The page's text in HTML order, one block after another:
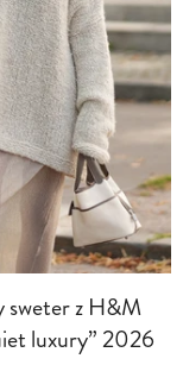
sweter z H&M
luxury” 2026